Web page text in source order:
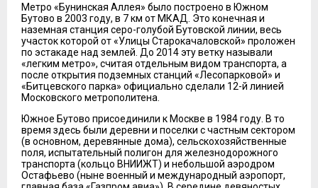
Метро «Бунинская Аллея» было построено в Южном
Бутово в 2003 году, в 7 км от МКАД. Это конечная и
наземная станция серо-голубой Бутовской линии, весь
участок которой от «Улицы Старокачаловской» проложен
по эстакаде над землей. До 2014 эту ветку называли
«легким метро», считая отдельным видом транспорта, а
после открытия подземных станций «Лесопарковой» и
«Битцевского парка» официально сделали 12-й линией
Московского метрополитена.
Южное Бутово присоединили к Москве в 1984 году. В то
время здесь были деревни и поселки с частным сектором
(в основном, деревянные дома), сельскохозяйственные
поля, испытательный полигон для железнодорожного
транспорта (кольцо ВНИИЖТ) и небольшой аэродром
Остафьево (ныне военный и международный аэропорт,